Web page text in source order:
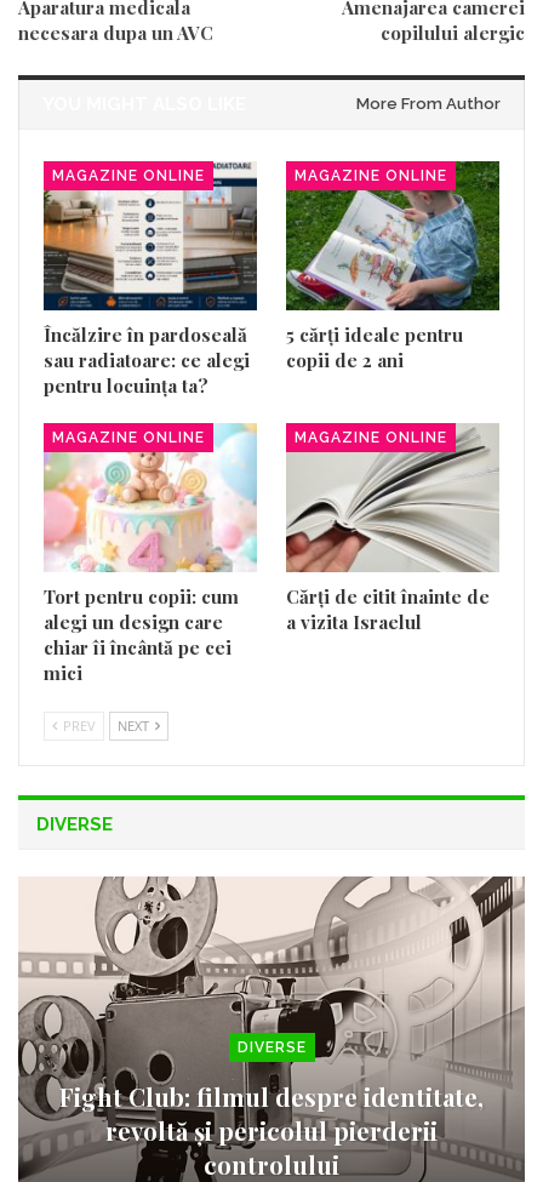
Aparatura medicala
necesara dupa un AVC
Amenajarea camerei
copilului alergic
More From Author
MAGAZINE ONLINE
Încălzire în pardoseală
sau radiatoare: ce alegi
pentru locuința ta?
MAGAZINE ONLINE
5 cărți ideale pentru
copii de 2 ani
MAGAZINE ONLINE
Tort pentru copii: cum
alegi un design care
chiar îi încântă pe cei
mici
MAGAZINE ONLINE
Cărți de citit înainte de
a vizita Israelul
PREV NEXT
DIVERSE
DIVERSE
Fight Club: filmul despre identitate,
revoltă și pericolul pierderii
controlului